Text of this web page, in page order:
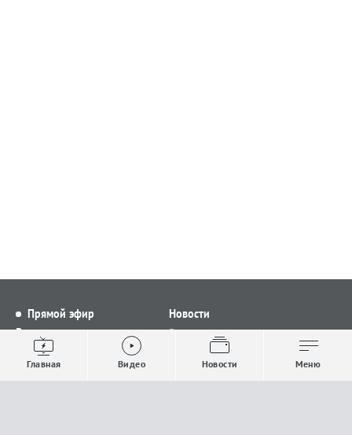
Прямой эфир
Видео
Выпуски новостей
Проекты
Новости
Все новости
Общество
Строительство и ЖКХ
Главная Видео Новости Меню